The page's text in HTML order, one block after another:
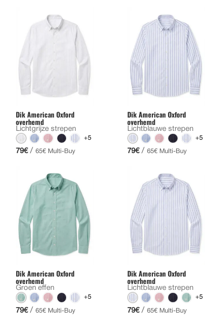
Dik American Oxford
overhemd
Lichtgrijze strepen
+5
79€ / 65€ Multi-Buy
Dik American Oxford
overhemd
Lichtblauwe strepen
+5
79€ / 65€ Multi-Buy
Dik American Oxford
overhemd
Groen effen
+5
79€ / 65€ Multi-Buy
Dik American Oxford
overhemd
Lichtblauwe strepen
+5
79€ / 65€ Multi-Buy